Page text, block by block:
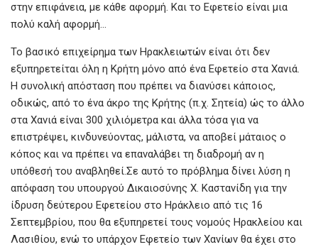
στην επιφάνεια, με κάθε αφορμή. Και το Εφετείο είναι μια
πολύ καλή αφορμή…
Το βασικό επιχείρημα των Ηρακλειωτών είναι ότι δεν
εξυπηρετείται όλη η Κρήτη μόνο από ένα Εφετείο στα Χανιά.
Η συνολική απόσταση που πρέπει να διανύσει κάποιος,
οδικώς, από το ένα άκρο της Κρήτης (π.χ. Σητεία) ώς το άλλο
στα Χανιά είναι 300 χιλιόμετρα και άλλα τόσα για να
επιστρέψει, κινδυνεύοντας, μάλιστα, να αποβεί μάταιος ο
κόπος και να πρέπει να επαναλάβει τη διαδρομή αν η
υπόθεσή του αναβληθεί.Σε αυτό το πρόβλημα δίνει λύση η
απόφαση του υπουργού Δικαιοσύνης Χ. Καστανίδη για την
ίδρυση δεύτερου Εφετείου στο Ηράκλειο από τις 16
Σεπτεμβρίου, που θα εξυπηρετεί τους νομούς Ηρακλείου και
Λασιθίου, ενώ το υπάρχον Εφετείο των Χανίων θα έχει στο